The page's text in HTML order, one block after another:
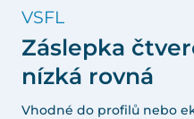
VSFL
Záslepka
nízká rovná
Vhodné do profilů nebo